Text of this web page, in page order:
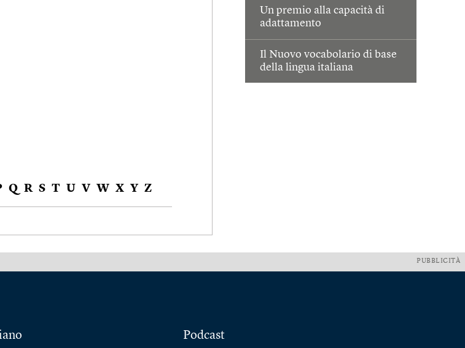
Un premio alla capacità di
adattamento
Il Nuovo vocabolario di base
della lingua italiana
Q R S T U V W X Y Z
PUBBLICITÀ
Podcast